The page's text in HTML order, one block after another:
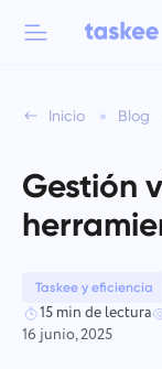
Inicio Blog
Gestión
Taskee y eficiencia
15 min de lectura
16 junio, 2025
Funciones
Conozca sobre
Para equipos
Industrias
Tipo de